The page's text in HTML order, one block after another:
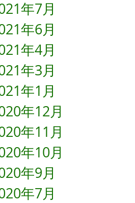
年7月
年6月
年4月
年3月
年1月
年12月
年11月
年10月
年9月
年7月